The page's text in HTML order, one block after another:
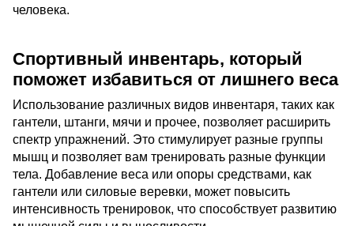
человека.
Спортивный инвентарь, который
поможет избавиться от лишнего веса
Использование различных видов инвентаря, таких как
гантели, штанги, мячи и прочее, позволяет расширить
спектр упражнений. Это стимулирует разные группы
мышц и позволяет вам тренировать разные функции
тела. Добавление веса или опоры средствами, как
гантели или силовые веревки, может повысить
интенсивность тренировок, что способствует развитию